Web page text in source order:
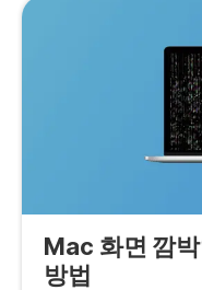
Mac 화면 깜
방법